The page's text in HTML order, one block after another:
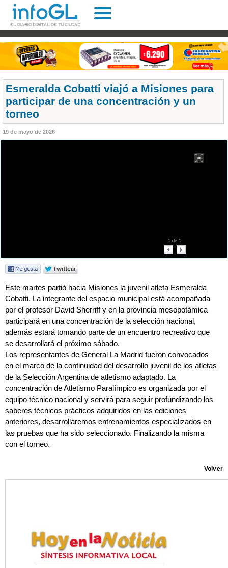
Esmeralda Cobatti viajó a Misiones para
participar de una concentración y un
torneo
19 de mayo de 2026
1de 1
Este martes partió hacia Misiones la juvenil atleta Esmeralda
Cobatti. La integrante del espacio municipal está acompañada
por el profesor David Sherriff y en la provincia mesopotámica
participará en una concentración de la selección nacional,
además estará tomando parte de un encuentro recreativo que
se desarrollará el próximo sábado.
Los representantes de General La Madrid fueron convocados
en el marco de la continuidad del desarrollo juvenil de los atletas
de la Selección Argentina de atletismo adaptado. La
concentración de Atletismo Paralímpico es organizada por el
equipo técnico nacional y servirá para seguir profundizando los
saberes técnicos prácticos adquiridos en las ediciones
anteriores, desarrollaremos entrenamientos especializados en
las pruebas que ha sido seleccionado. Finalizando la misma
con el torneo.
Volver